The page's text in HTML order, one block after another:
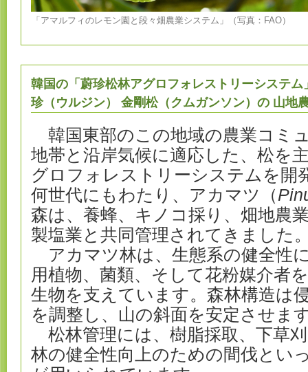
「アマルフィのレモン園と段々畑農業システム」（写真：FAO）
韓国の「蔚珍松林アグロフォレストリーシステ
珍（ウルジン） 金剛松（クムガンソン）の 山地
韓国東部のこの地域の農業コミ
地帯と沿岸気候に適応した、松を
グロフォレストリーシステムを開
何世代にもわたり、アカマツ（
森は、養蜂、キノコ採り、畑地農
製塩業と共同管理されてきました
アカマツ林は、生態系の健全性
用植物、菌類、そして花粉媒介者
生物を支えています。森林構造は
を調整し、山の斜面を安定させま
松林管理には、樹脂採取、下草
林の健全性向上のための間伐とい